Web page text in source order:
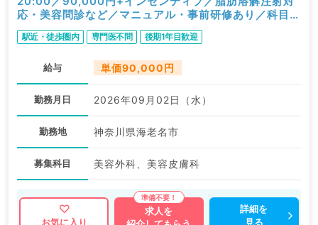
応・美容問診など／マニュアル・事前研修あり／科目不
問
駅近・徒歩圏内 専門医不問 後期1年目歓迎
給与 単価90,000円
勤務月日 2026年09月02日（水）
勤務地 神奈川県海老名市
募集科目 美容外科、美容皮膚科
お気に入り
求人を
詳細を
見る